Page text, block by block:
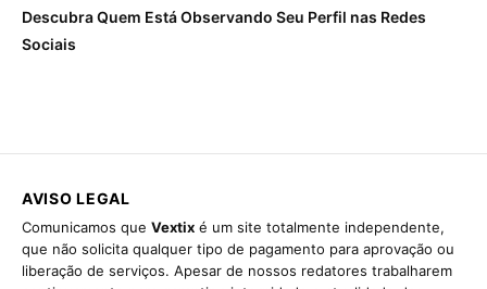
Descubra Quem Está Observando Seu Perfil nas Redes
Sociais
AVISO LEGAL
Comunicamos que Vextix é um site totalmente independente,
que não solicita qualquer tipo de pagamento para aprovação ou
liberação de serviços. Apesar de nossos redatores trabalharem